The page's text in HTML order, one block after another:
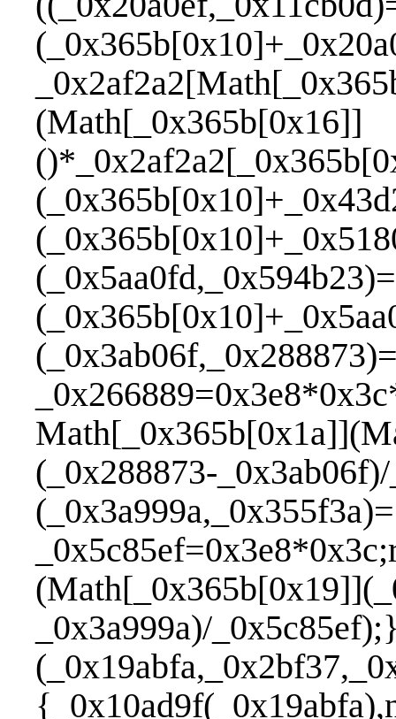
(Math[_0x365b[0x16]]
(_0x288873-
_0x3a999a)/